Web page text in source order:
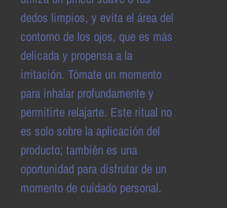
dedos limpios, y evita el área del
contorno de los ojos, que es más
delicada y propensa a la
irritación. Tómate un momento
para inhalar profundamente y
permitirte relajarte. Este ritual no
es solo sobre la aplicación del
producto; también es una
oportunidad para disfrutar de un
momento de cuidado personal.